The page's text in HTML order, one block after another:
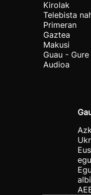
Kirolak
Telebista
Primeran
Gaztea
Makusi
Guau - Gure
Audioa